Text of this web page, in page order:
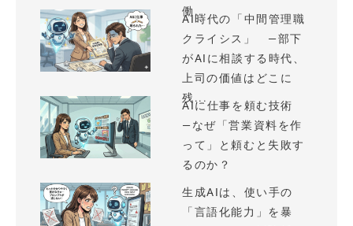
働...
AI時代の「中間管理職
クライシス」 —部下
がAIに相談する時代、
上司の価値はどこに
残...
AIに仕事を頼む技術
—なぜ「営業資料を作
って」と頼むと失敗す
るのか？
生成AIは、使い手の
「言語化能力」を暴